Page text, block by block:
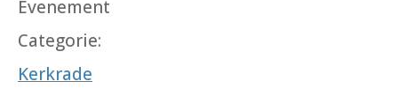
Evenement
Categorie:
Kerkrade